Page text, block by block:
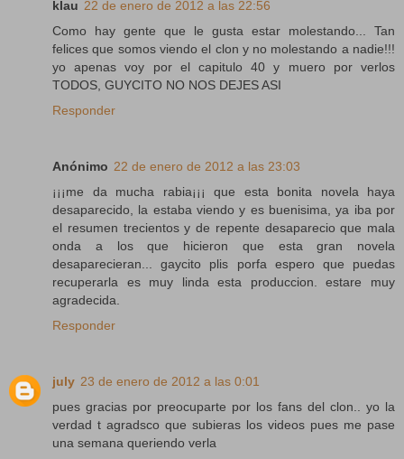
klau 22 de enero de 2012 a las 22:56
Como hay gente que le gusta estar molestando... Tan
felices que somos viendo el clon y no molestando a nadie!!!
yo apenas voy por el capitulo 40 y muero por verlos
TODOS, GUYCITO NO NOS DEJES ASI
Responder
Anónimo 22 de enero de 2012 a las 23:03
¡¡¡me da mucha rabia¡¡¡ que esta bonita novela haya
desaparecido, la estaba viendo y es buenisima, ya iba por
el resumen trecientos y de repente desaparecio que mala
onda a los que hicieron que esta gran novela
desaparecieran... gaycito plis porfa espero que puedas
recuperarla es muy linda esta produccion. estare muy
agradecida.
Responder
july 23 de enero de 2012 a las 0:01
pues gracias por preocuparte por los fans del clon.. yo la
verdad t agradsco que subieras los videos pues me pase
una semana queriendo verla